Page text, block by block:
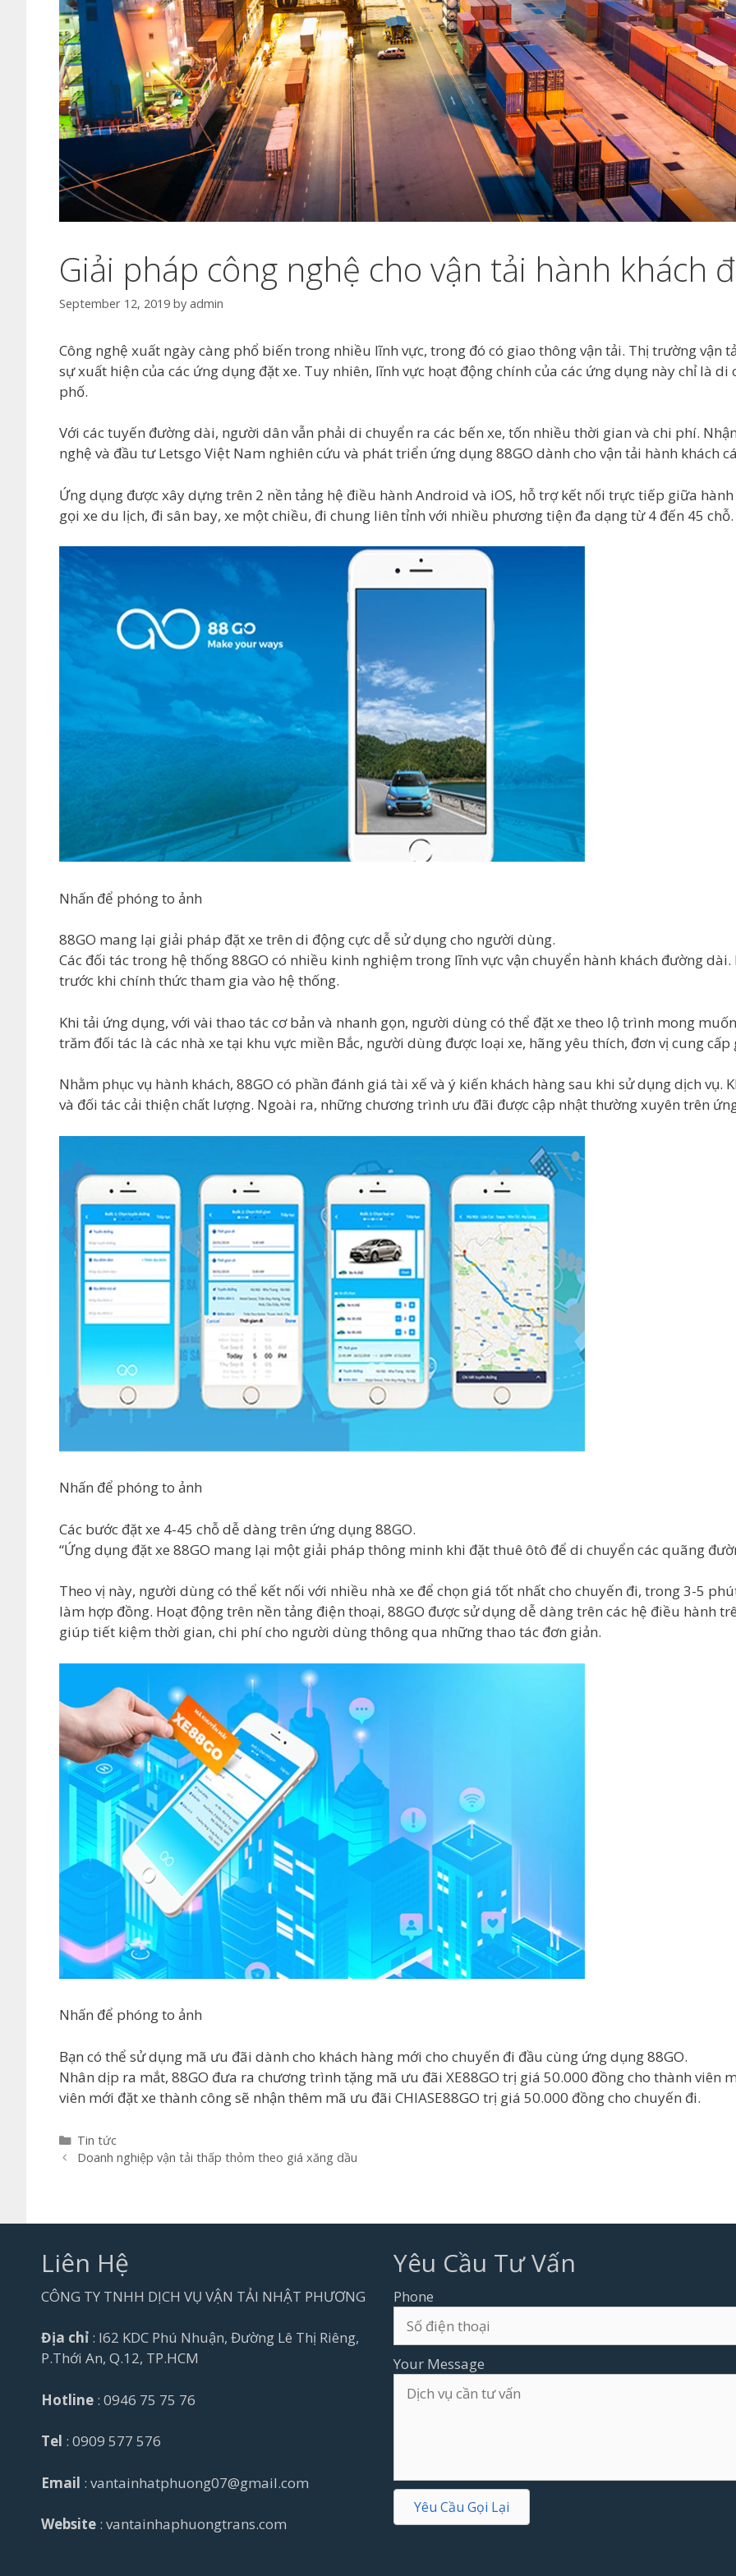
Giải pháp công nghệ cho vận tải hành khách
September 12, 2019 by admin
Công nghệ xuất ngày càng phổ biến trong nhiều lĩnh vực, trong đó có giao thông vận tải. Thị trường vận
sự xuất hiện của các ứng dụng đặt xe. Tuy nhiên, lĩnh vực hoạt động chính của các ứng dụng này chỉ là
phố.
Với các tuyến đường dài, người dân vẫn phải di chuyển ra các bến xe, tốn nhiều thời gian và chi phí.
nghệ và đầu tư Letsgo Việt Nam nghiên cứu và phát triển ứng dụng 88GO dành cho vận tải hành khách
Ứng dụng được xây dựng trên 2 nền tảng hệ điều hành Android và iOS, hỗ trợ kết nối trực tiếp giữa
gọi xe du lịch, đi sân bay, xe một chiều, đi chung liên tỉnh với nhiều phương tiện đa dạng từ 4 đến 45 chỗ.
Nhấn để phóng to ảnh
88GO mang lại giải pháp đặt xe trên di động cực dễ sử dụng cho người dùng.
Các đối tác trong hệ thống 88GO có nhiều kinh nghiệm trong lĩnh vực vận chuyển hành khách đường
trước khi chính thức tham gia vào hệ thống.
Khi tải ứng dụng, với vài thao tác cơ bản và nhanh gọn, người dùng có thể đặt xe theo lộ trình mong
trăm đối tác là các nhà xe tại khu vực miền Bắc, người dùng được loại xe, hãng yêu thích, đơn vị cung cấp
Nhằm phục vụ hành khách, 88GO có phần đánh giá tài xế và ý kiến khách hàng sau khi sử dụng dịch vụ.
và đối tác cải thiện chất lượng. Ngoài ra, những chương trình ưu đãi được cập nhật thường xuyên trên
Nhấn để phóng to ảnh
Các bước đặt xe 4-45 chỗ dễ dàng trên ứng dụng 88GO.
“Ứng dụng đặt xe 88GO mang lại một giải pháp thông minh khi đặt thuê ôtô để di chuyển các quãng
Theo vị này, người dùng có thể kết nối với nhiều nhà xe để chọn giá tốt nhất cho chuyến đi, trong 3-5
làm hợp đồng. Hoạt động trên nền tảng điện thoại, 88GO được sử dụng dễ dàng trên các hệ điều hành
giúp tiết kiệm thời gian, chi phí cho người dùng thông qua những thao tác đơn giản.
Nhấn để phóng to ảnh
Bạn có thể sử dụng mã ưu đãi dành cho khách hàng mới cho chuyến đi đầu cùng ứng dụng 88GO.
Nhân dịp ra mắt, 88GO đưa ra chương trình tặng mã ưu đãi XE88GO trị giá 50.000 đồng cho thành viên
viên mới đặt xe thành công sẽ nhận thêm mã ưu đãi CHIASE88GO trị giá 50.000 đồng cho chuyến đi.
Categories
Tin tức
PostDoanh nghiệp vận tải thấp thỏm theo giá xăng dầu
Liên Hệ
CÔNG TY TNHH DỊCH VỤ VẬN TẢI NHẬT PHƯƠNG
Địa chỉ : I62 KDC Phú Nhuận, Đường Lê Thị Riêng,
P.Thới An, Q.12, TP.HCM
Hotline : 0946 75 75 76
Tel : 0909 577 576
Email : vantainhatphuong07@gmail.com
Website : vantainhaphuongtrans.com
Yêu Cầu Tư Vấn
Phone
Your Message
Yêu Cầu Gọi Lại